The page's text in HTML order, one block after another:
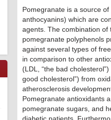
Pomegranate is a source
anthocyanins) which are
agents. The combination
pomegranate polyphenols
against several types of
in comparison to other
(LDL, “the bad
good cholesterol”) from
atherosclerosis
Pomegranate antioxidants
pomegranate sugars, and
diabetic patients.